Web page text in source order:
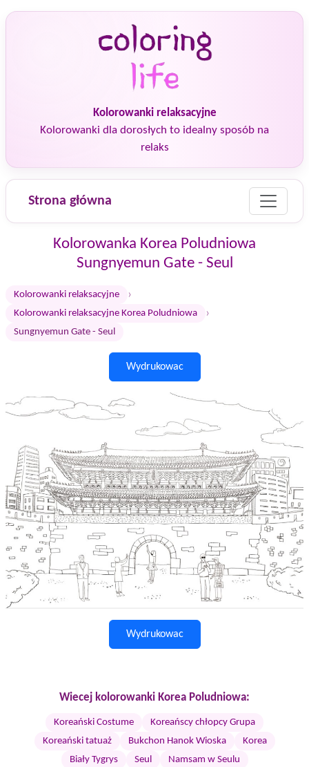
Kolorowanki relaksacyjne
Kolorowanki dla dorosłych to idealny sposób na
relaks
Strona główna
Kolorowanka Korea Poludniowa
Sungnyemun Gate - Seul
Kolorowanki relaksacyjne ›
Kolorowanki relaksacyjne Korea Poludniowa ›
Sungnyemun Gate - Seul
Wydrukowac
Wydrukowac
Wiecej kolorowanki Korea Poludniowa:
Koreański Costume
Koreańscy chłopcy Grupa
Koreański tatuaż
Bukchon Hanok Wioska
Korea
Biały Tygrys
Seul
Namsam w Seulu